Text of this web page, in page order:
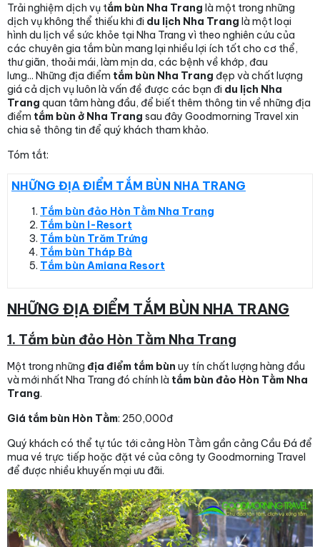
Trải nghiệm dịch vụ tắm bùn Nha Trang là một trong những
dịch vụ không thể thiếu khi đi du lịch Nha Trang là một loại
hình du lịch về sức khỏe tại Nha Trang vì theo nghiên cứu của
các chuyên gia tắm bùn mang lại nhiều lợi ích tốt cho cơ thể,
thư giãn, thoải mái, làm mịn da, các bệnh về khớp, đau
lưng... Những địa điểm tắm bùn Nha Trang đẹp và chất lượng
giá cả dịch vụ luôn là vấn đề được các bạn đi du lịch Nha
Trang quan tâm hàng đầu, để biết thêm thông tin về những địa
điểm tắm bùn ở Nha Trang sau đây Goodmorning Travel xin
chia sẻ thông tin để quý khách tham khảo.
Tóm tắt:
NHỮNG ĐỊA ĐIỂM TẮM BÙN NHA TRANG
Tắm bùn đảo Hòn Tằm Nha Trang
Tắm bùn I-Resort
Tắm bùn Trăm Trứng
Tắm bùn Tháp Bà
Tắm bùn Amiana Resort
NHỮNG ĐỊA ĐIỂM TẮM BÙN NHA TRANG
1. Tắm bùn đảo Hòn Tằm Nha Trang
Một trong những địa điểm tắm bùn uy tín chất lượng hàng đầu
và mới nhất Nha Trang đó chính là tắm bùn đảo Hòn Tằm Nha
Trang.
Giá tắm bùn Hòn Tằm: 250,000đ
Quý khách có thể tự túc tới cảng Hòn Tằm gần cảng Cầu Đá để
mua vé trực tiếp hoặc đặt vé của công ty Goodmorning Travel
để được nhiều khuyến mại ưu đãi.